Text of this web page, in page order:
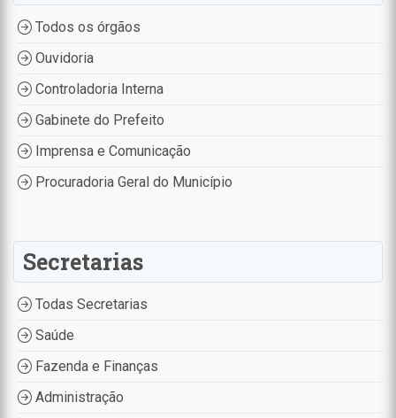
Todos os órgãos
Ouvidoria
Controladoria Interna
Gabinete do Prefeito
Imprensa e Comunicação
Procuradoria Geral do Município
Secretarias
Todas Secretarias
Saúde
Fazenda e Finanças
Administração